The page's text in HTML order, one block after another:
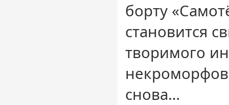
борту
становится
творимого
снова…